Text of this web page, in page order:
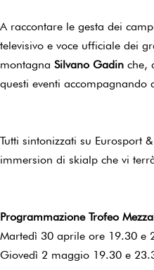
A raccontare le gesta dei
televisivo e voce ufficiale dei
montagna Silvano Gadin che,
questi eventi
Tutti sintonizzati su Eurosport
immersion di skialp che vi
Programmazione Trofeo
Martedì 30 aprile ore 19.30 e
Giovedì 2 maggio 19.30 e